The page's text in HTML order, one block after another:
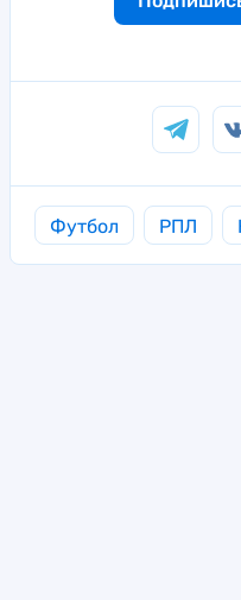
Футбол РПЛ